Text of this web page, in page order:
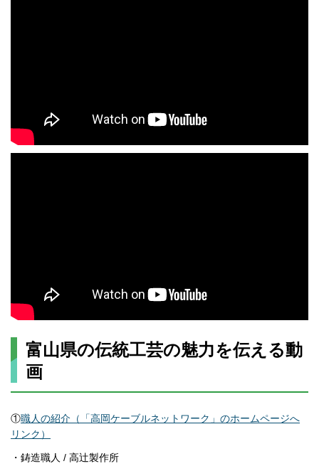
富山県の伝統工芸の魅力を伝える動
画
①職人の紹介（「高岡ケーブルネットワーク」のホームページへ
リンク）
・鋳造職人 / 高辻製作所